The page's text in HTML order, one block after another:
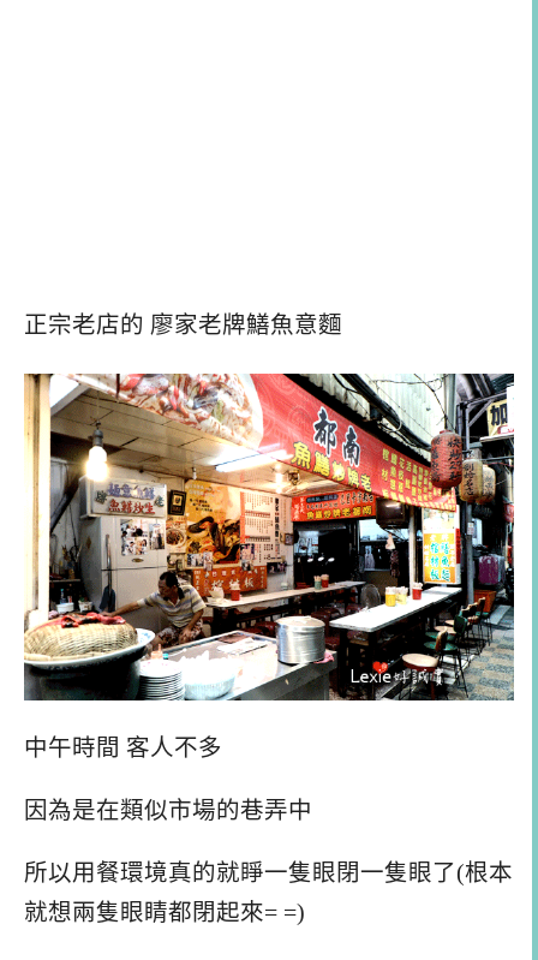
正宗老店的 廖家老牌鱔魚意麵
中午時間 客人不多
因為是在類似市場的巷弄中
所以用餐環境真的就睜一隻眼閉一隻眼了(根本
就想兩隻眼睛都閉起來= =)